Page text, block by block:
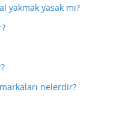
yakmak yasak mı?
nelerdir?